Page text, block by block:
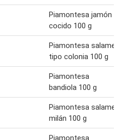
Piamontesa jamón
cocido 100 g
Piamontesa salame
tipo colonia 100 g
Piamontesa
bandiola 100 g
Piamontesa salame
milán 100 g
Piamontesa